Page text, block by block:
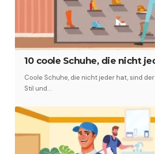
10 coole Schuhe, die nicht
Coole Schuhe, die nicht jeder hat, sind
Stil und…